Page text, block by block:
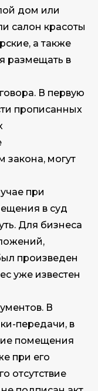
дом или
салон красоты
а также
размещать в
В первую
прописанных
закона, могут
при
в суд
Для бизнеса
произведен
уже известен
В
передачи, в
помещения
при его
отсутствие